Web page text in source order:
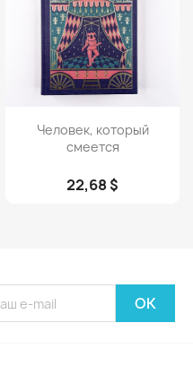
Просмотр
Человек, который
смеется
22,68 $